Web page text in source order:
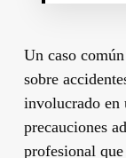
Un caso
sobre
involucrado en
precauciones
profesional